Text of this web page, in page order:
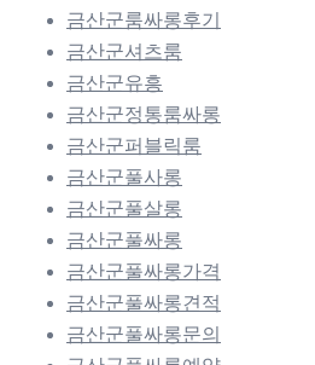
금산군룸싸롱후기
금산군셔츠룸
금산군유흥
금산군정통룸싸롱
금산군퍼블릭룸
금산군풀사롱
금산군풀살롱
금산군풀싸롱
금산군풀싸롱가격
금산군풀싸롱견적
금산군풀싸롱문의